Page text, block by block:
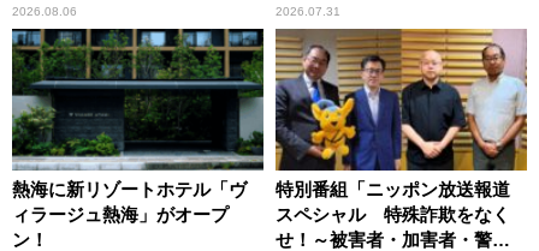
2026.08.06
恵
2026.07.31
熱海に新リゾートホテル「ヴ
ィラージュ熱海」がオープ
ン！
特別番組「ニッポン放送報道
スペシャル 特殊詐欺をなく
せ！～被害者・加害者・警視